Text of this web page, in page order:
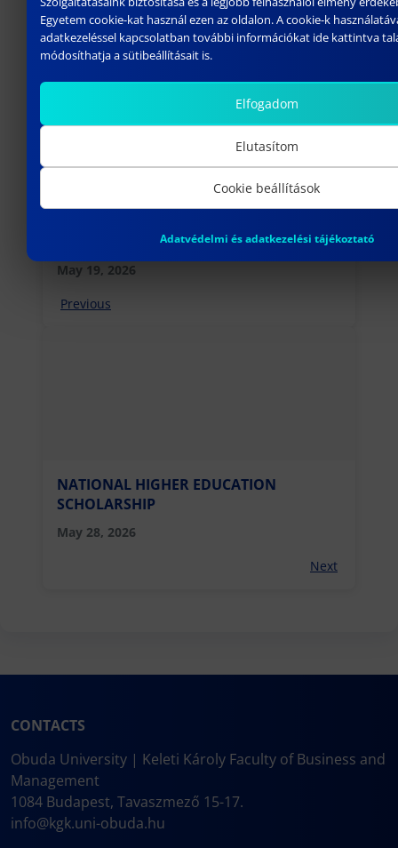
További híreink
How to Navigate the Hungarian Job
Market?
May 19, 2026
Previous
NATIONAL HIGHER EDUCATION
SCHOLARSHIP
May 28, 2026
Next
CONTACTS
Obuda University | Keleti Károly Faculty of Business and
Management
1084 Budapest, Tavaszmező 15-17.
info@kgk.uni-obuda.hu
Egyetem cookie-kat használ ezen az oldalon. A cookie-k
adatkezeléssel kapcsolatban további információkat ide kattintva
módosíthatja a sütibeállításait is.
Elfogadom
Elutasítom
Cookie beállítások
Adatvédelmi és adatkezelési tájékoztató